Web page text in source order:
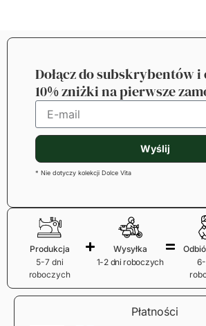
Dołącz do subskrybentów
10% zniżki na pierwsze
Wyślij
* Nie dotyczy kolekcji Dolce Vita
Produkcja
5-7 dni
roboczych
Wysyłka
1-2 dni roboczych
Płatności